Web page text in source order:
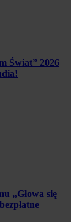
Świat” 2026
„Głowa się